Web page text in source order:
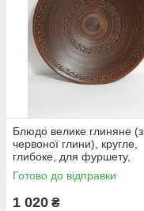
Блюдо велике глиняне (з
червоної глини), кругле,
глибоке, для фуршету,
банкету
Готово до відправки
1 020 ₴